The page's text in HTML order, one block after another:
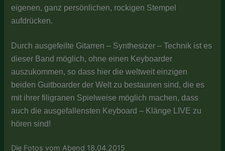
eigenen, ganz persönlichen, rockigen Stempel
aufdrücken.
Durch ausgefeilte Gitarren – Synthesizer – Technik ist es
dieser Band möglich, ohne einen Keyboarder
auszukommen, so dass hier die weltweit einzigen
beiden Guitboarder der Welt zu bestaunen sind, die es
mit ihrer filigranen Spielweise möglich machen, dass
auch die ausgefallensten Keyboard – Klänge LIVE zu
hören sind!
Die Fotos vom Abend 18.04.2015